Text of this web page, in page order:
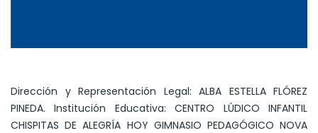
Dirección y Representación Legal: ALBA ESTELLA FLÓREZ
PINEDA. Institución Educativa: CENTRO LÚDICO INFANTIL
CHISPITAS DE ALEGRÍA HOY GIMNASIO PEDAGÓGICO NOVA